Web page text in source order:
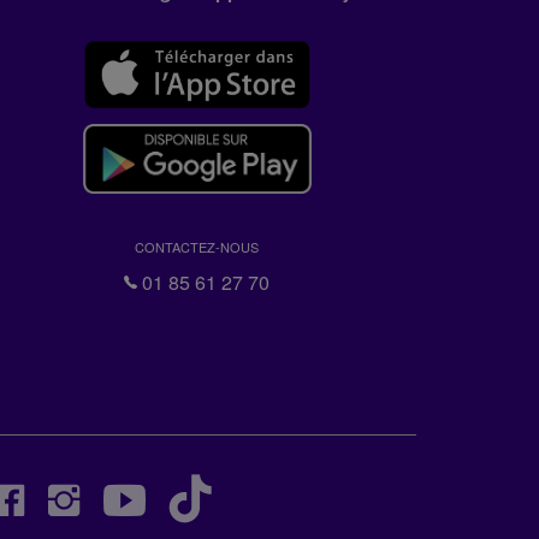
CONTACTEZ-NOUS
01 85 61 27 70